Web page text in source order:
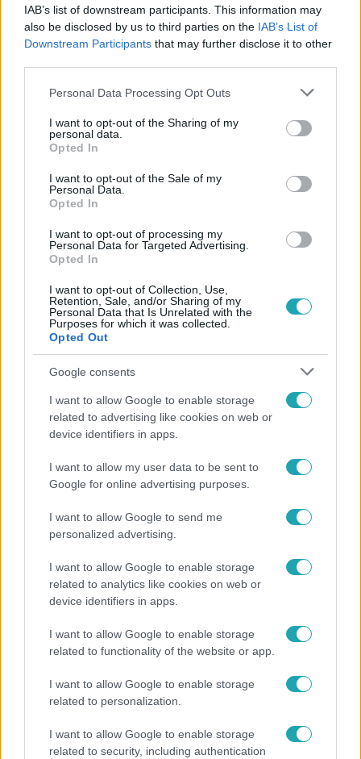
IAB’s list of downstream participants. This information may
also be disclosed by us to third parties on the IAB’s List of
Downstream Participants that may further disclose it to other
Please note that this website/app uses one or more Google
not limited to your visit or usage behaviour. You may click to
grant or deny consent to Google and its third-party tags to
use your data for below specified purposes in below Google
consent section.
Personal Data Processing Opt Outs
I want to opt-out of the Sharing of my
personal data.
Opted In
I want to opt-out of the Sale of my
Personal Data.
Opted In
I want to opt-out of processing my
Personal Data for Targeted Advertising.
Opted In
I want to opt-out of Collection, Use,
Retention, Sale, and/or Sharing of my
Personal Data that Is Unrelated with the
Purposes for which it was collected.
Opted Out
Google consents
I want to allow Google to enable storage
related to advertising like cookies on web or
device identifiers in apps.
I want to allow my user data to be sent to
Google for online advertising purposes.
I want to allow Google to send me
personalized advertising.
I want to allow Google to enable storage
related to analytics like cookies on web or
device identifiers in apps.
I want to allow Google to enable storage
related to functionality of the website or app.
I want to allow Google to enable storage
related to personalization.
I want to allow Google to enable storage
related to security, including authentication
#RÁKBETEGSÉG #ÜVEGTIGRIS #GABEN
#KEMOTERÁPIA
Népszerű
ez nagyon ciki!”
vállalnám!” – Détár Enikő megszólalt a politikai